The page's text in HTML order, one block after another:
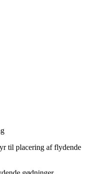
til placering af flydende